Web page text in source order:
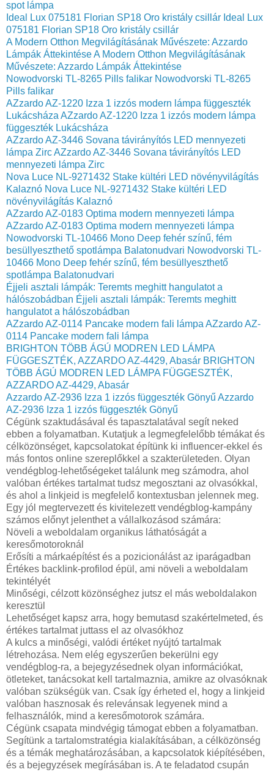
spot lámpa
Ideal Lux 075181 Florian SP18 Oro kristály csillár Ideal Lux
075181 Florian SP18 Oro kristály csillár
A Modern Otthon Megvilágításának Művészete: Azzardo
Lámpák ÁttekintéseA Modern Otthon Megvilágításának
Művészete: Azzardo Lámpák Áttekintése
Nowodvorski TL-8265 Pills falikar Nowodvorski TL-8265
Pills falikar
AZzardo AZ-1220 Izza 1 izzós modern lámpa függeszték
Lukácsháza AZzardo AZ-1220 Izza 1 izzós modern lámpa
függeszték Lukácsháza
AZzardo AZ-3446 Sovana távirányítós LED mennyezeti
lámpa ZircAZzardo AZ-3446 Sovana távirányítós LED
mennyezeti lámpa Zirc
Nova Luce NL-9271432 Stake kültéri LED növényvilágítás
Kalaznó Nova Luce NL-9271432 Stake kültéri LED
növényvilágítás Kalaznó
AZzardo AZ-0183 Optima modern mennyezeti lámpa
AZzardo AZ-0183 Optima modern mennyezeti lámpa
Nowodvorski TL-10466 Mono Deep fehér színű, fém
besüllyeszthető spotlámpa Balatonudvari Nowodvorski TL-
10466 Mono Deep fehér színű, fém besüllyeszthető
spotlámpa Balatonudvari
Éjjeli asztali lámpák: Teremts meghitt hangulatot a
hálószobádban Éjjeli asztali lámpák: Teremts meghitt
hangulatot a hálószobádban
AZzardo AZ-0114 Pancake modern fali lámpa AZzardo AZ-
0114 Pancake modern fali lámpa
BRIGHTON TÖBB ÁGÚ MODREN LED LÁMPA
FÜGGESZTÉK, AZZARDO AZ-4429, Abasár BRIGHTON
TÖBB ÁGÚ MODREN LED LÁMPA FÜGGESZTÉK,
AZZARDO AZ-4429, Abasár
Azzardo AZ-2936 Izza 1 izzós függeszték Gönyű Azzardo
AZ-2936 Izza 1 izzós függeszték Gönyű
Cégünk szaktudásával és tapasztalatával segít neked
ebben a folyamatban. Kutatjuk a legmegfelelőbb témákat és
célközönséget, kapcsolatokat építünk ki influencer-ekkel és
más fontos online szereplőkkel a szakterületeden. Olyan
vendégblog-lehetőségeket találunk meg számodra, ahol
valóban értékes tartalmat tudsz megosztani az olvasókkal,
és ahol a linkjeid is megfelelő kontextusban jelennek meg.
Egy jól megtervezett és kivitelezett vendégblog-kampány
számos előnyt jelenthet a vállalkozásod számára:
Növeli a weboldalam organikus láthatóságát a
keresőmotoroknál
Erősíti a márkaépítést és a pozicionálást az iparágadban
Értékes backlink-profilod épül, ami növeli a weboldalam
tekintélyét
Minőségi, célzott közönséghez jutsz el más weboldalakon
keresztül
Lehetőséget kapsz arra, hogy bemutasd szakértelmeted, és
értékes tartalmat juttass el az olvasókhoz
A kulcs a minőségi, valódi értéket nyújtó tartalmak
létrehozása. Nem elég egyszerűen bekerülni egy
vendégblog-ra, a bejegyzésednek olyan információkat,
ötleteket, tanácsokat kell tartalmaznia, amikre az olvasóknak
valóban szükségük van. Csak így érheted el, hogy a linkjeid
valóban hasznosak és relevánsak legyenek mind a
felhasználók, mind a keresőmotorok számára.
Cégünk csapata mindvégig támogat ebben a folyamatban.
Segítünk a tartalomstratégia kialakításában, a célközönség
és a témák meghatározásában, a kapcsolatok kiépítésében,
és a bejegyzések megírásában is. A te feladatod csupán